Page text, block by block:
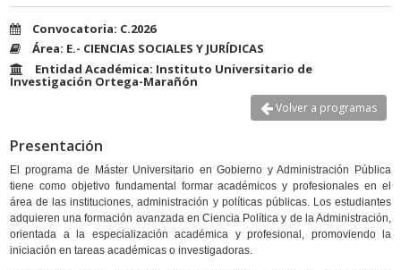
Convocatoria: C.2026
Área: E.- CIENCIAS SOCIALES Y JURÍDICAS
Entidad Académica: Instituto Universitario de
Investigación Ortega-Marañón
Volver a programas
Presentación
El programa de Máster Universitario en Gobierno y Administración Pública
tiene como objetivo fundamental formar académicos y profesionales en el
área de las instituciones, administración y políticas públicas. Los estudiantes
adquieren una formación avanzada en Ciencia Política y de la Administración,
orientada a la especialización académica y profesional, promoviendo la
iniciación en tareas académicas o investigadoras.